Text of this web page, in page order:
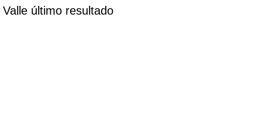
Valle último resultado